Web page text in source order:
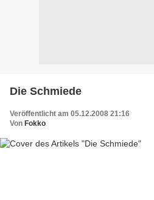
Die Schmiede
Veröffentlicht am 05.12.2008 21:16
Von Fokko